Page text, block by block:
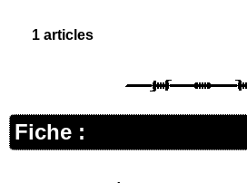
1 articles
Fiche :